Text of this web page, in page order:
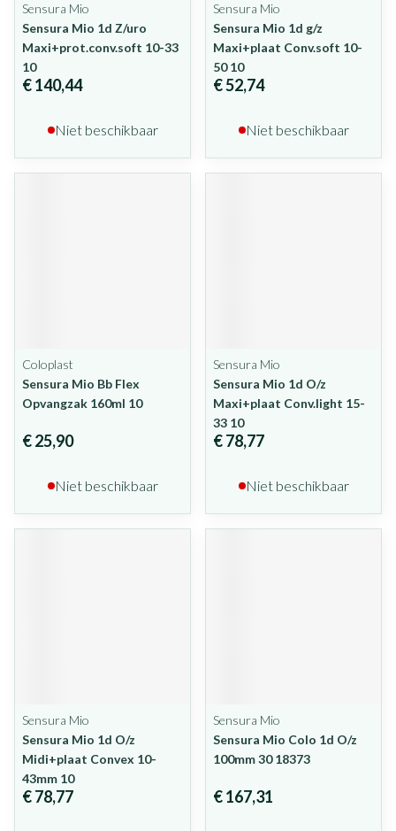
Sensura Mio
Sensura Mio 1d Z/uro
Maxi+prot.conv.soft 10-33
10
€ 140,44
Niet beschikbaar
Sensura Mio
Sensura Mio 1d g/z
Maxi+plaat Conv.soft 10-
50 10
€ 52,74
Niet beschikbaar
Coloplast
Sensura Mio Bb Flex
Opvangzak 160ml 10
€ 25,90
Niet beschikbaar
Sensura Mio
Sensura Mio 1d O/z
Maxi+plaat Conv.light 15-
33 10
€ 78,77
Niet beschikbaar
Sensura Mio
Sensura Mio 1d O/z
Midi+plaat Convex 10-
43mm 10
€ 78,77
Sensura Mio
Sensura Mio Colo 1d O/z
100mm 30 18373
€ 167,31